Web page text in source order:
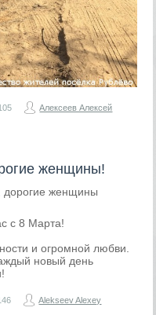
Алексеев Алексей
женщины!
дорогие женщины
с 8 Марта!
и огромной любви.
новый день
Alekseev Alexey